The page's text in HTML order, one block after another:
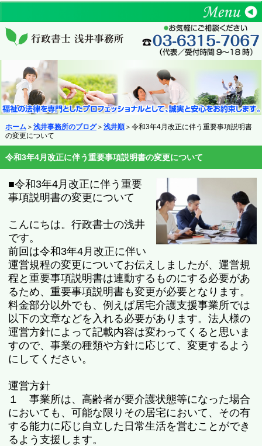
ホーム ＞ 浅井事務所のブログ＞ 浅井順＞令和3年4月改正に伴う重要事項説明書
の変更について
令和3年4月改正に伴う重要事項説明書の変更について
■令和3年4月改正に伴う重要
事項説明書の変更について
こんにちは。行政書士の浅井
です。
前回は令和3年4月改正に伴い
運営規程の変更についてお伝えしましたが、運営規
程と重要事項説明書は連動するものにする必要があ
るため、重要事項説明書も変更が必要となります。
料金部分以外でも、例えば居宅介護支援事業所では
以下の文章などを入れる必要があります。法人様の
運営方針によって記載内容は変わってくると思いま
すので、事業の種類や方針に応じて、変更するよう
にしてください。
運営方針
１ 事業所は、高齢者が要介護状態等になった場合
においても、可能な限りその居宅において、その有
する能力に応じ自立した日常生活を営むことができ
るよう支援します。